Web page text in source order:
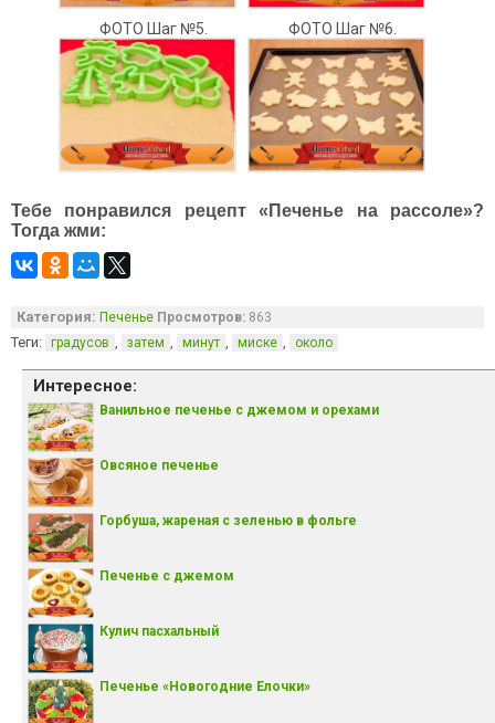
ФОТО Шаг №5. ФОТО Шаг №6.
Тебе понравился рецепт «Печенье на рассоле»?
Тогда жми:
Категория: Печенье Просмотров: 863
Теги: градусов затем минут миске около
Интересное:
Ванильное печенье с джемом и орехами
Овсяное печенье
Горбуша, жареная с зеленью в фольге
Печенье с джемом
Кулич пасхальный
Печенье «Новогодние Елочки»